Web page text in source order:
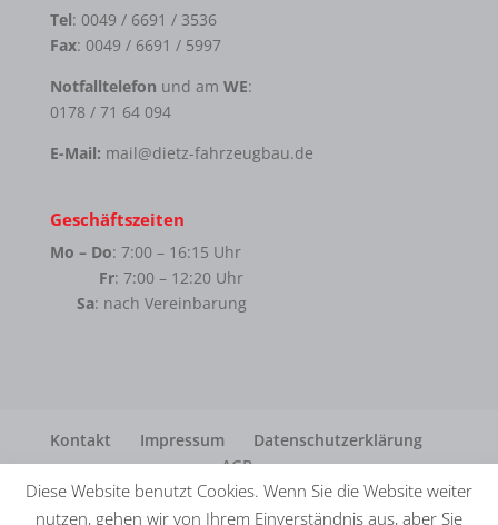
Tel: 0049 / 6691 / 3536
Fax: 0049 / 6691 / 5997
Notfalltelefon und am WE:
0178 / 71 64 094
E-Mail: mail@dietz-fahrzeugbau.de
Geschäftszeiten
Mo – Do: 7:00 – 16:15 Uhr
Fr: 7:00 – 12:20 Uhr
Sa: nach Vereinbarung
Kontakt Impressum
Datenschutzerklärung
AGB
Diese Website benutzt Cookies. Wenn Sie die Website weiter
nutzen, gehen wir von Ihrem Einverständnis aus, aber Sie